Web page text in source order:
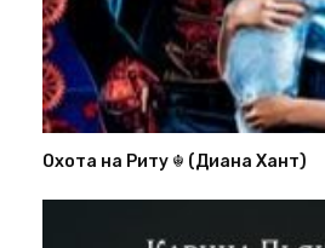
Охота на Риту ☬ (Диана Хант)